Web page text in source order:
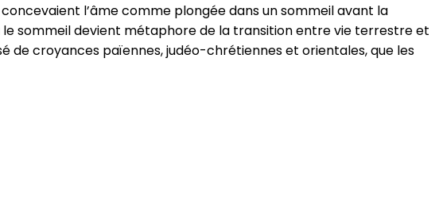
l’âme comme plongée dans un sommeil avant la
le sommeil devient métaphore de la transition entre vie terrestre et
de croyances païennes, judéo-chrétiennes et orientales, que les